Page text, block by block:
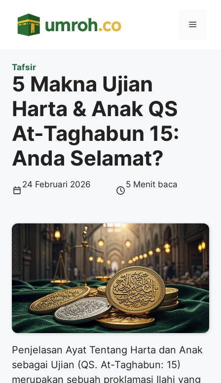
Menu
Tafsir
5 Makna Ujian
Harta & Anak QS
At-Taghabun 15:
Anda Selamat?
24 Februari 2026 5 Menit baca
Penjelasan Ayat Tentang Harta dan Anak
sebagai Ujian (QS. At-Taghabun: 15)
merupakan sebuah proklamasi Ilahi yang